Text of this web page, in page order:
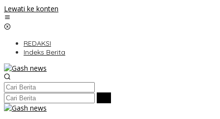
Lewati ke konten
REDAKSI
Indeks Berita